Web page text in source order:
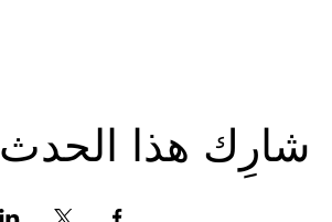
شارِك هذا الحدث